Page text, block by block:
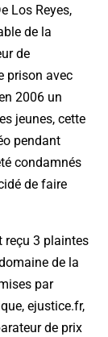
Los Reyes,
de la
de
prison avec
2006 un
jeunes, cette
pendant
condamnés
de faire
reçu 3 plaintes
de la
par
ejustice.fr,
de prix